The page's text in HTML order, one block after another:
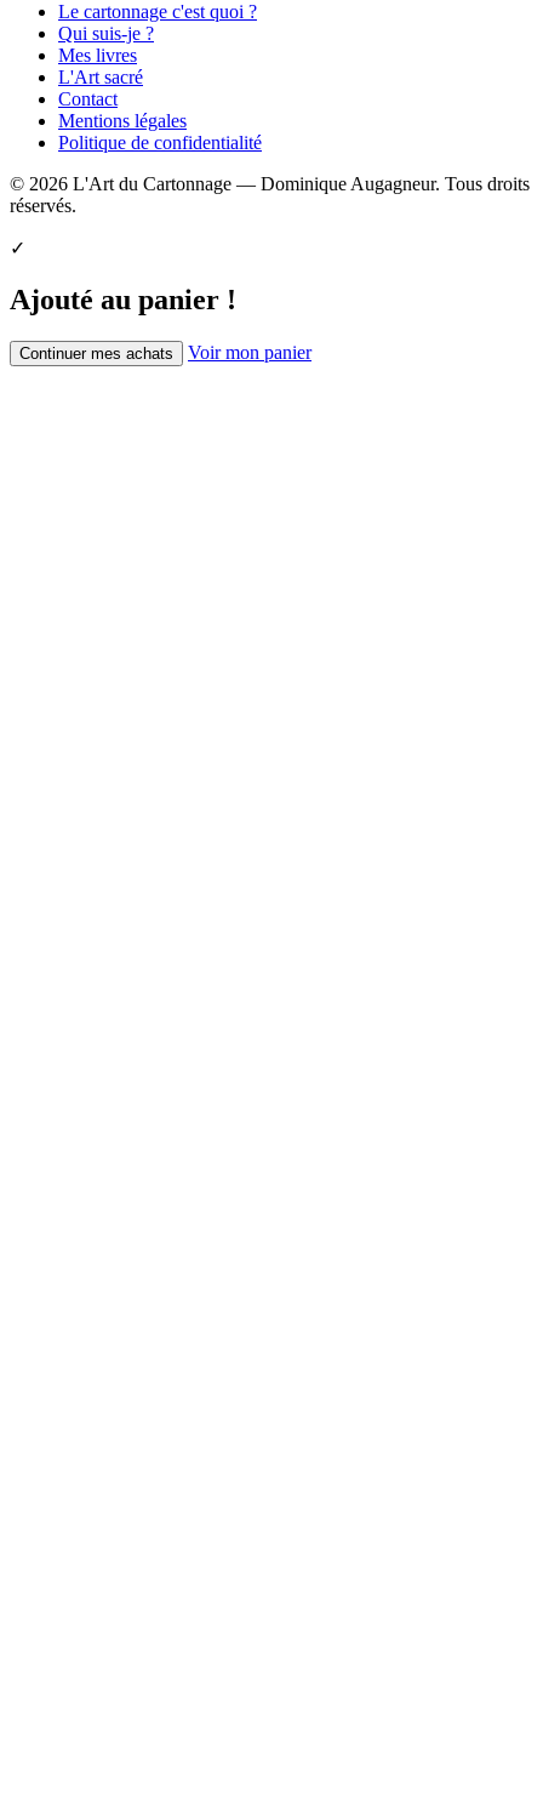
Le cartonnage c'est quoi ?
Qui suis-je ?
Mes livres
L'Art sacré
Contact
Mentions légales
Politique de confidentialité
© 2026 L'Art du Cartonnage — Dominique Augagneur. Tous droits
réservés.
✓
Ajouté au panier !
Continuer mes achats Voir mon panier